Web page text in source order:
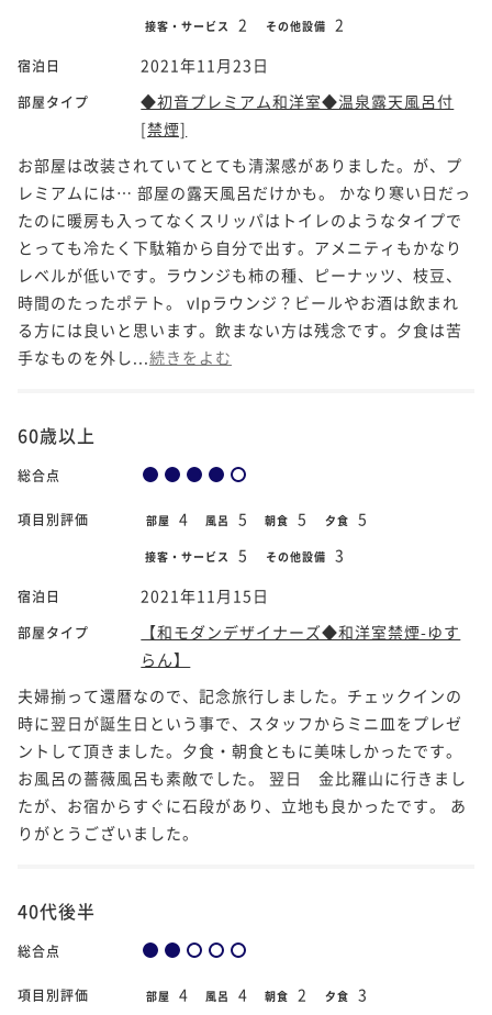
接客・サービス 2 その他設備 2
宿泊日 2021年11月23日
部屋タイプ
◆初音プレミアム和洋室◆温泉露天風呂付
[禁煙]
お部屋は改装されていてとても清潔感がありました。が、プ
レミアムには… 部屋の露天風呂だけかも。 かなり寒い日だっ
たのに暖房も入ってなくスリッパはトイレのようなタイプで
とっても冷たく下駄箱から自分で出す。アメニティもかなり
レベルが低いです。ラウンジも柿の種、ピーナッツ、枝豆、
時間のたったポテト。 vIpラウンジ？ビールやお酒は飲まれ
る方には良いと思います。飲まない方は残念です。夕食は苦
手なものを外し... 続きをよむ
60歳以上
総合点
項目別評価 部屋 4 風呂 5 朝食 5 夕食 5
接客・サービス 5 その他設備 3
宿泊日 2021年11月15日
部屋タイプ
【和モダンデザイナーズ◆和洋室禁煙-ゆす
らん】
夫婦揃って還暦なので、記念旅行しました。チェックインの
時に翌日が誕生日という事で、スタッフからミニ皿をプレゼ
ントして頂きました。夕食・朝食ともに美味しかったです。
お風呂の薔薇風呂も素敵でした。 翌日 金比羅山に行きまし
たが、お宿からすぐに石段があり、立地も良かったです。 あ
りがとうございました。
40代後半
総合点
項目別評価 部屋 4 風呂 4 朝食 2 夕食 3